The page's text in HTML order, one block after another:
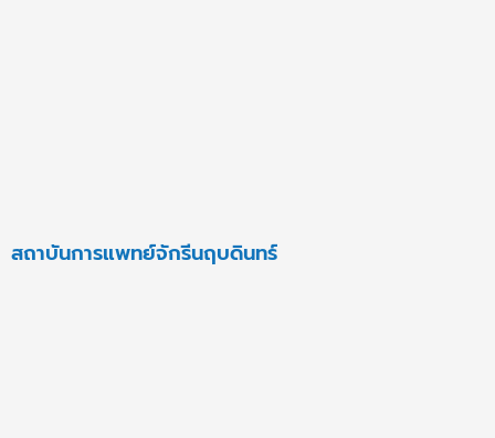
สถาบันการแพทย์จักรีนฤบดินทร์